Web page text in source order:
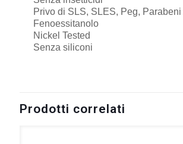
Privo di SLS, SLES, Peg, Parabeni
Fenoessitanolo
Nickel Tested
Senza siliconi
Prodotti correlati